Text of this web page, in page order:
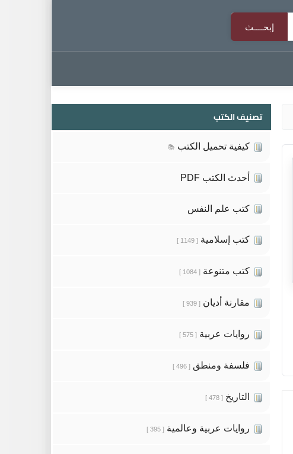
تصنيف الكتب
كيفية تحميل الكتب 📚
أحدث الكتب PDF
كتب علم النفس
كتب إسلامية [ 1149 ]
كتب متنوعة [ 1084 ]
مقارنة أديان [ 939 ]
روايات عربية [ 575 ]
فلسفة ومنطق [ 496 ]
التاريخ [ 478 ]
روايات عربية وعالمية [ 395 ]